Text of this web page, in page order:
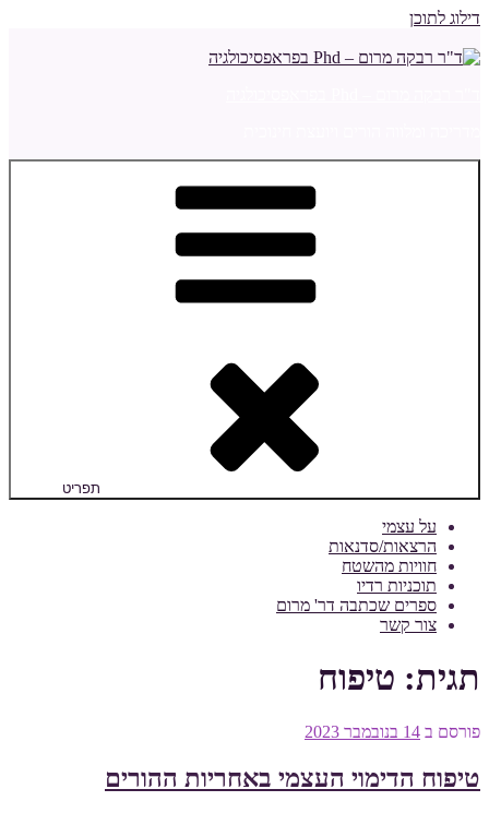
דילוג לתוכן
תפריט
על עצמי
הרצאות/סדנאות
חוויות מהשטח
תוכניות רדיו
ספרים שכתבה דר' מרום
צור קשר
תגית: טיפוח
פורסם ב 14 בנובמבר 2023
טיפוח הדימוי העצמי באחריות ההורים